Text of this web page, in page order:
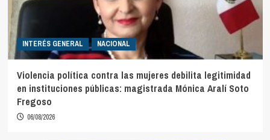
INTERÉS GENERAL NACIONAL
Violencia política contra las mujeres debilita legitimidad
en instituciones públicas: magistrada Mónica Aralí Soto
Fregoso
06/08/2026